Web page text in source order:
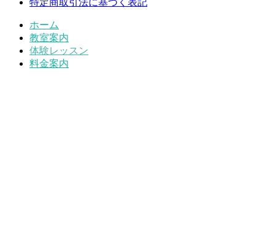
ホーム
教室案内
体験レッスン
料金案内